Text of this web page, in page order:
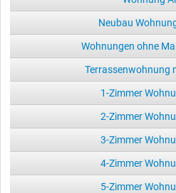
Neubau
Wohnungen ohne
Terrassenwohnung
1-Zimmer
2-Zimmer
3-Zimmer
4-Zimmer
5-Zimmer